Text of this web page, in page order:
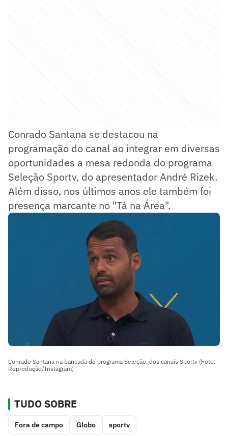
Conrado Santana se destacou na
programação do canal ao integrar em diversas
oportunidades a mesa redonda do programa
Seleção Sportv, do apresentador André Rizek.
Além disso, nos últimos anos ele também foi
presença marcante no "Tá na Área".
Conrado Santana na bancada do programa Seleção, dos canais Sportv (Foto:
Reprodução/Instagram)
TUDO SOBRE
Fora de campo Globo sportv